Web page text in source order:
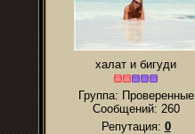
халат и бигуди
Группа: Проверенные
Сообщений: 260
Репутация: 0